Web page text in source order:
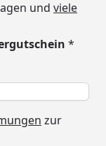
und viele
*
zur